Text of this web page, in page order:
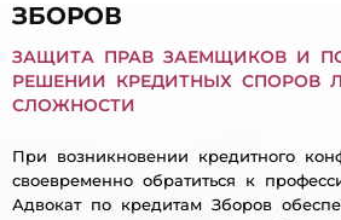
ЗБОРОВ
ЗАЩИТА ПРАВ ЗАЕМЩИКОВ И
РЕШЕНИИ КРЕДИТНЫХ СПОРОВ
СЛОЖНОСТИ
При возникновении кредитного
своевременно обратиться к
Адвокат по кредитам Зборов